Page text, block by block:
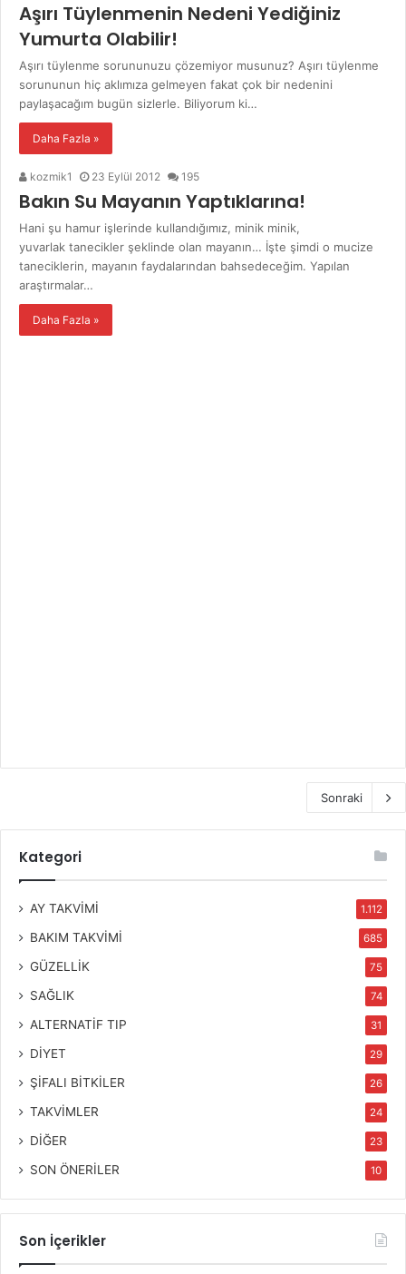
Aşırı Tüylenmenin Nedeni Yediğiniz
Yumurta Olabilir!
Aşırı tüylenme sorununuzu çözemiyor musunuz? Aşırı tüylenme
sorununun hiç aklımıza gelmeyen fakat çok bir nedenini
paylaşacağım bugün sizlerle. Biliyorum ki…
Daha Fazla »
kozmik1 23 Eylül 2012 195
Bakın Su Mayanın Yaptıklarına!
Hani şu hamur işlerinde kullandığımız, minik minik,
yuvarlak tanecikler şeklinde olan mayanın… İşte şimdi o mucize
taneciklerin, mayanın faydalarından bahsedeceğim. Yapılan
araştırmalar…
Daha Fazla »
Sonraki
Kategori
AY TAKVİMİ 1.112
BAKIM TAKVİMİ 685
GÜZELLİK 75
SAĞLIK 74
ALTERNATİF TIP 31
DİYET 29
ŞİFALI BİTKİLER 26
TAKVİMLER 24
DİĞER 23
SON ÖNERİLER 10
Son İçerikler